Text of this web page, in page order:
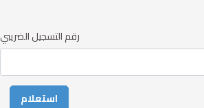
رقم التسجيل الضريبي